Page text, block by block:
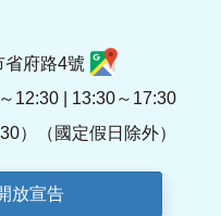
府路4號
12:30 | 13:30～17:30
）（國定假日除外）
放宣告